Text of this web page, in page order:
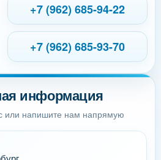
информация
или напишите нам напрямую
+7 (962) 685-94-22
+7 (962) 685-93-70